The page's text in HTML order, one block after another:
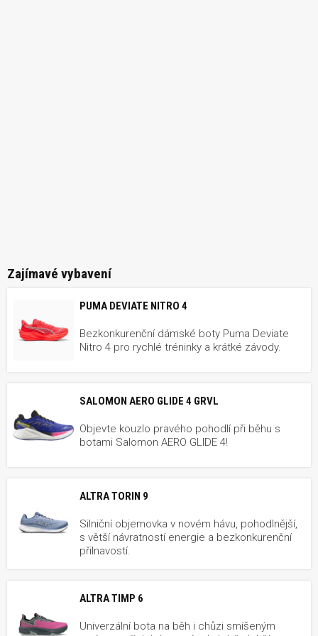
Zajímavé vybavení
PUMA DEVIATE NITRO 4
Bezkonkurenční dámské boty Puma Deviate
Nitro 4 pro rychlé tréninky a krátké závody.
SALOMON AERO GLIDE 4 GRVL
Objevte kouzlo pravého pohodlí při běhu s
botami Salomon AERO GLIDE 4!
ALTRA TORIN 9
Silniční objemovka v novém hávu, pohodlnější,
s větší návratností energie a bezkonkurenční
přilnavostí.
ALTRA TIMP 6
Univerzální bota na běh i chůzi smíšeným